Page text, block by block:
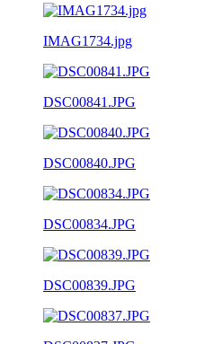
IMAG1734.jpg
DSC00841.JPG
DSC00840.JPG
DSC00834.JPG
DSC00839.JPG